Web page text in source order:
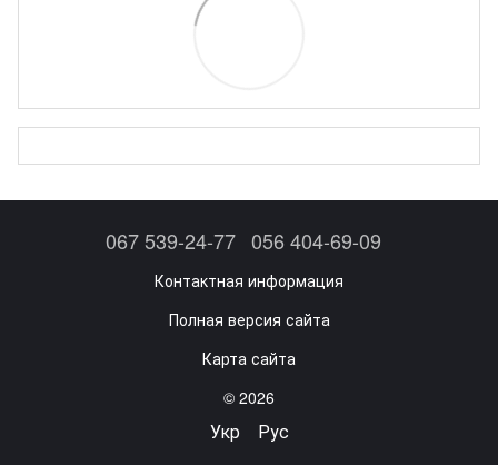
067 539-24-77 056 404-69-09
Контактная информация
Полная версия сайта
Карта сайта
© 2026
Укр Рус